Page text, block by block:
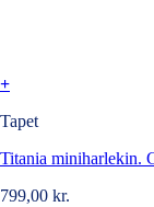
+
Tapet
Titania miniharlekin.
799,00 kr.